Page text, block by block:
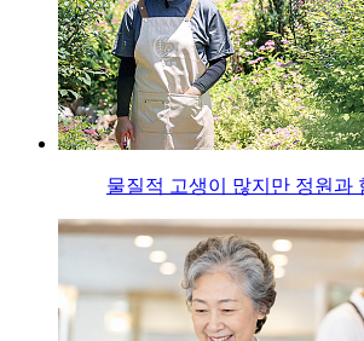
물질적 고생이 많지만 정원과